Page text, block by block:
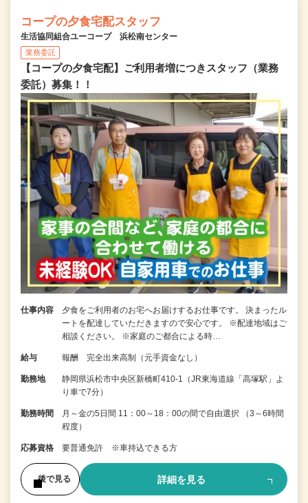
コープの夕食宅配スタッフ
生活協同組合ユーコープ 浜松南センター
業務委託
【コープの夕食宅配】ご利用者増につきスタッフ（業務
委託）募集！！
仕事内容
夕食をご利用者のお宅へお届けするお仕事です。 決まったル
ートを配達していただきますので安心です。 ※配達地域はご
相談ください。 ※家庭のご都合による時…
給与 報酬 完全出来高制（元手資金なし）
勤務地
静岡県浜松市中央区新橋町410-1（JR東海道線「高塚駅」よ
り車で7分）
勤務時間
月～金の5日間 11：00～18：00の間で自由選択 （3～6時間
程度）
応募資格 要普通免許 ※車持込できる方
後で見る 詳細を見る